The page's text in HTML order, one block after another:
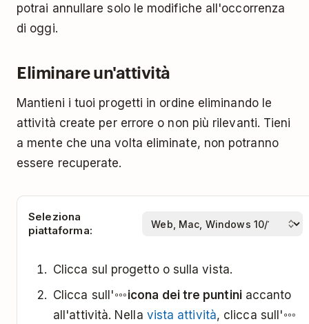
potrai annullare solo le modifiche all'occorrenza
di oggi.
Eliminare un'attività
Mantieni i tuoi progetti in ordine eliminando le
attività create per errore o non più rilevanti. Tieni
a mente che una volta eliminate, non potranno
essere recuperate.
Seleziona
piattaforma:
Clicca sul progetto o sulla vista.
Clicca sull'
icona dei tre puntiniaccanto
all'attività. Nella vista attività, clicca sull'